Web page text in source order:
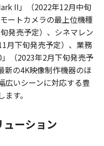
II」（2022年12月中旬
ートカメラの最上位機種
発売予定）、シネマレン
月下旬発売予定）、業務
（2023年2月下旬発売予
新の4K映像制作機器のほ
広いシーンに対応する豊
す。
ーション